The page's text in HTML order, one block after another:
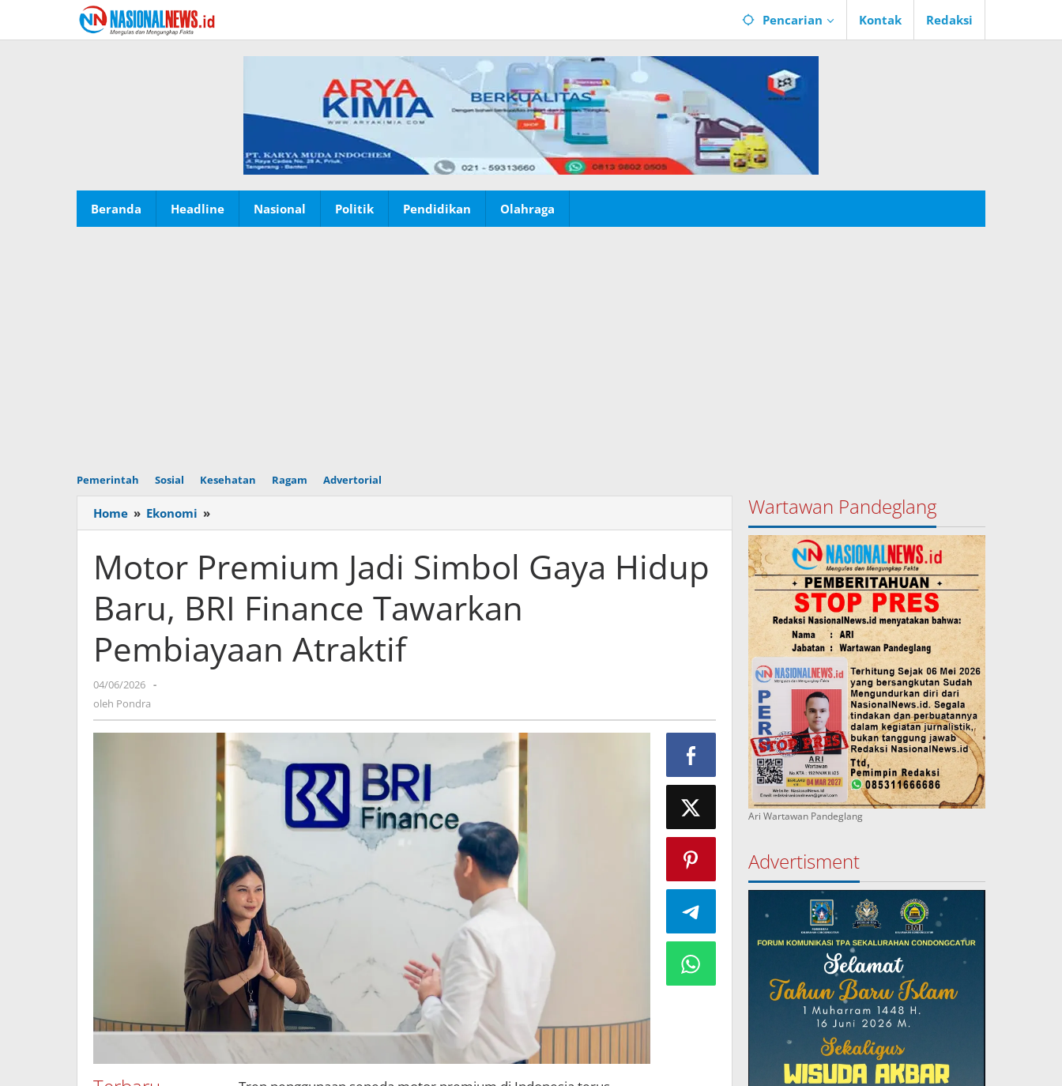
konten
Pencarian Kontak Redaksi
Beranda Headline Nasional Politik Pendidikan Olahraga
Pemerintah Sosial Kesehatan Ragam Advertorial
Home » Ekonomi »
Premium
Simbol
Gaya
Hidup
Baru,
Finance
Tawarkan
Motor Premium Jadi Simbol Gaya Hidup
Baru, BRI Finance Tawarkan
Pembiayaan Atraktif
04/06/2026 oleh
-
oleh Pondra
Wartawan Pandeglang
Ari Wartawan Pandeglang
Advertisment